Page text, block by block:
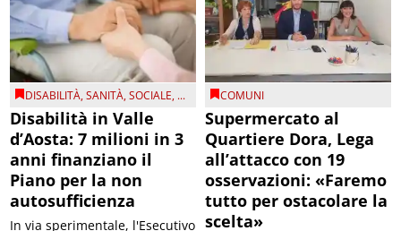
DISABILITÀ,SANITÀ,SOCIALE, ...
Disabilità in Valle
d’Aosta: 7 milioni in 3
anni finanziano il
Piano per la non
autosufficienza
In via sperimentale, l'Esecutivo
COMUNI
Supermercato al
Quartiere Dora, Lega
all’attacco con 19
osservazioni: «Faremo
tutto per ostacolare la
scelta»